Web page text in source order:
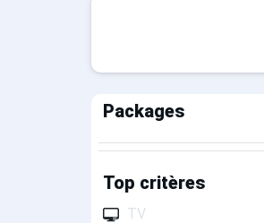
Packages
Top critères
TV